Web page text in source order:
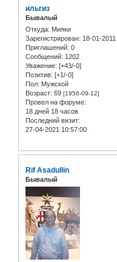
ильгиз
Бывалый
Откуда: Мияки
Зарегистрирован: 18-01-2011
Приглашений: 0
Сообщений: 1202
Уважение: [+43/-0]
Позитив: [+1/-0]
Пол: Мужской
Возраст: 69 [1956-09-12]
Провел на форуме:
18 дней 18 часов
Последний визит:
27-04-2021 10:57:00
Rif Asadullin
Бывалый